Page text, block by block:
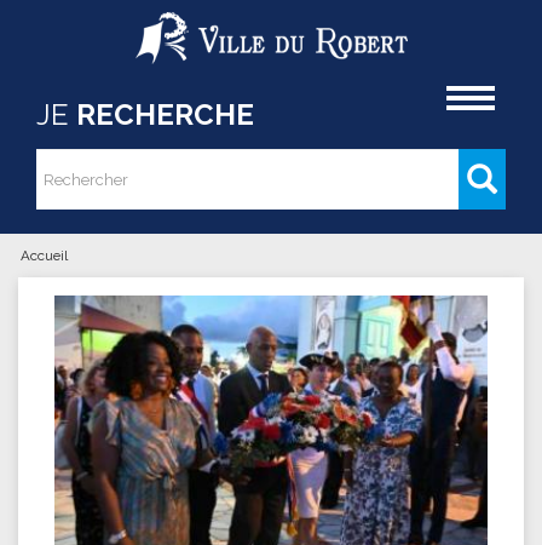
Aller au contenu principal
JE RECHERCHE
Formulaire de recherche
Rechercher
Vous êtes ici
Accueil